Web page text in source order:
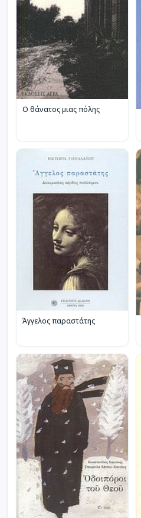
Ο θάνατος μιας πόλης
Άγγελος παραστάτης